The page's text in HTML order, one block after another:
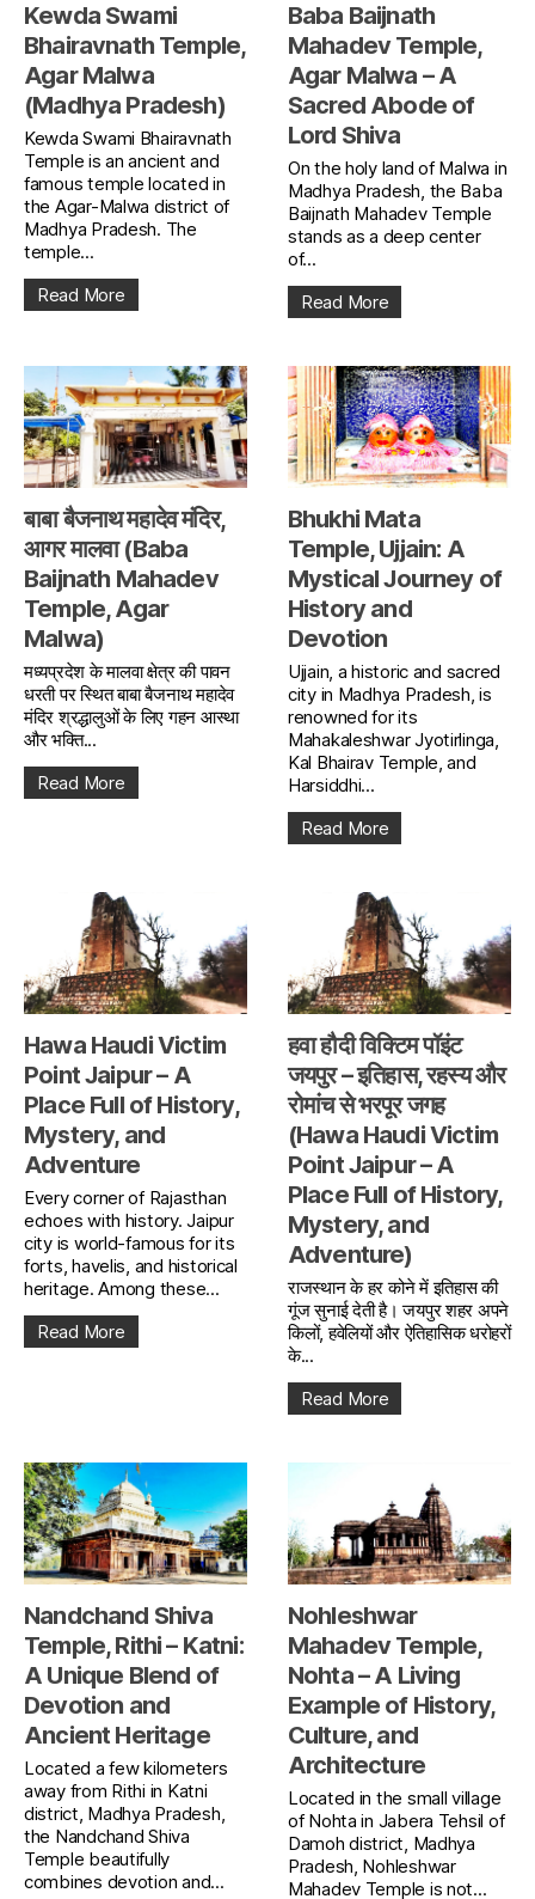
Kewda Swami
Bhairavnath Temple,
Agar Malwa
(Madhya Pradesh)
Kewda Swami Bhairavnath
Temple is an ancient and
famous temple located in
the Agar-Malwa district of
Madhya Pradesh. The
temple...
Read More
Baba Baijnath
Mahadev Temple,
Agar Malwa – A
Sacred Abode of
Lord Shiva
On the holy land of Malwa in
Madhya Pradesh, the Baba
Baijnath Mahadev Temple
stands as a deep center
of...
Read More
बाबा बैजनाथ महादेव मंदिर,
आगर मालवा (Baba
Baijnath Mahadev
Temple, Agar
Malwa)
मध्यप्रदेश के मालवा क्षेत्र की पावन
धरती पर स्थित बाबा बैजनाथ महादेव
मंदिर श्रद्धालुओं के लिए गहन आस्था
और भक्ति...
Read More
Bhukhi Mata
Temple, Ujjain: A
Mystical Journey of
History and
Devotion
Ujjain, a historic and sacred
city in Madhya Pradesh, is
renowned for its
Mahakaleshwar Jyotirlinga,
Kal Bhairav Temple, and
Harsiddhi...
Read More
Hawa Haudi Victim
Point Jaipur – A
Place Full of History,
Mystery, and
Adventure
Every corner of Rajasthan
echoes with history. Jaipur
city is world-famous for its
forts, havelis, and historical
heritage. Among these...
Read More
हवा हौदी विक्टिम पॉइंट
जयपुर – इतिहास, रहस्य और
रोमांच से भरपूर जगह
(Hawa Haudi Victim
Point Jaipur – A
Place Full of History,
Mystery, and
Adventure)
राजस्थान के हर कोने में इतिहास की
गूंज सुनाई देती है। जयपुर शहर अपने
किलों, हवेलियों और ऐतिहासिक धरोहरों
के...
Read More
Nandchand Shiva
Temple, Rithi – Katni:
A Unique Blend of
Devotion and
Ancient Heritage
Located a few kilometers
away from Rithi in Katni
district, Madhya Pradesh,
the Nandchand Shiva
Temple beautifully
combines devotion and...
Nohleshwar
Mahadev Temple,
Nohta – A Living
Example of History,
Culture, and
Architecture
Located in the small village
of Nohta in Jabera Tehsil of
Damoh district, Madhya
Pradesh, Nohleshwar
Mahadev Temple is not...